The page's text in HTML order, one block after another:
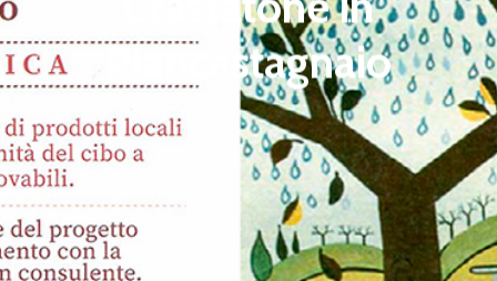
Piancastagnaio